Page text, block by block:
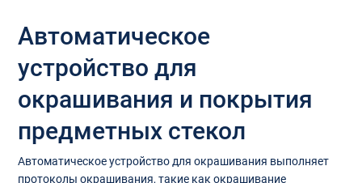
Автоматическое
устройство для
окрашивания и покрытия
предметных стекол
Автоматическое устройство для окрашивания выполняет
протоколы окрашивания, такие как окрашивание